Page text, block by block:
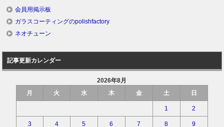
会員用掲示板
ガラスコーティングのpolishfactory
ネオチューン
記事更新カレンダー
2026年8月
月
火 水 木 金 土 日
1 2
3 4 5 6 7 8 9